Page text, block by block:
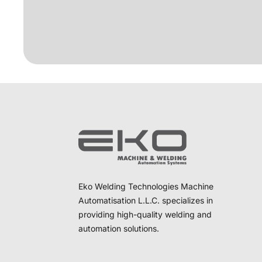
Eko Welding Technologies Machine
Automatisation L.L.C. specializes in
providing high-quality welding and
automation solutions.